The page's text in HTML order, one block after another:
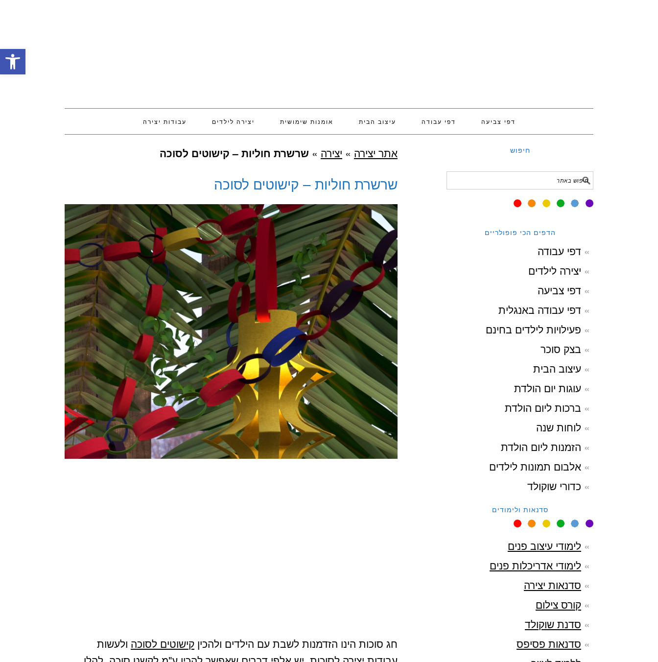
פתח
דפי צביעה דפי עבודה עיצוב הבית אומנות שימושית יצירה לילדים עבודות יצירה
אתר יצירה » יצירה » שרשרת חוליות – קישוטים לסוכה
שרשרת חוליות – קישוטים לסוכה
חג סוכות הינו הזדמנות לשבת עם הילדים ולהכין קישוטים לסוכה ולעשות
חיפוש
הדפים הכי פופולריים
דפי עבודה
יצירה לילדים
דפי צביעה
דפי עבודה באנגלית
פעילויות לילדים בחינם
בצק סוכר
עיצוב הבית
עוגות יום הולדת
ברכות ליום הולדת
לוחות שנה
הזמנות ליום הולדת
אלבום תמונות לילדים
כדורי שוקולד
סדנאות ולימודים
לימודי עיצוב פנים
לימודי אדריכלות פנים
סדנאות יצירה
קורס צילום
סדנת שוקולד
סדנאות פסיפס